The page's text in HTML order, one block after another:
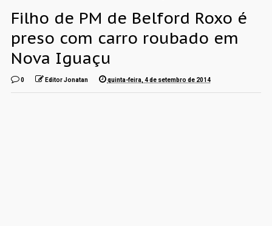
Filho de PM de Belford Roxo é
preso com carro roubado em
Nova Iguaçu
0 Editor Jonatan quinta-feira, 4 de setembro de 2014